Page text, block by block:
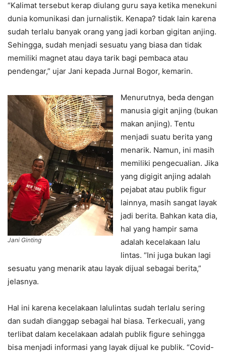
“Kalimat tersebut kerap diulang guru saya ketika menekuni
dunia komunikasi dan jurnalistik. Kenapa? tidak lain karena
sudah terlalu banyak orang yang jadi korban gigitan anjing.
Sehingga, sudah menjadi sesuatu yang biasa dan tidak
memiliki magnet atau daya tarik bagi pembaca atau
pendengar,” ujar Jani kepada Jurnal Bogor, kemarin.
Jani Ginting
Menurutnya, beda dengan
manusia gigit anjing (bukan
makan anjing). Tentu
menjadi suatu berita yang
menarik. Namun, ini masih
memiliki pengecualian. Jika
yang digigit anjing adalah
pejabat atau publik figur
lainnya, masih sangat layak
jadi berita. Bahkan kata dia,
hal yang hampir sama
adalah kecelakaan lalu
lintas. “Ini juga bukan lagi
sesuatu yang menarik atau layak dijual sebagai berita,”
jelasnya.
Hal ini karena kecelakaan lalulintas sudah terlalu sering
dan sudah dianggap sebagai hal biasa. Terkecuali, yang
terlibat dalam kecelakaan adalah publik figure sehingga
bisa menjadi informasi yang layak dijual ke publik. “Covid-